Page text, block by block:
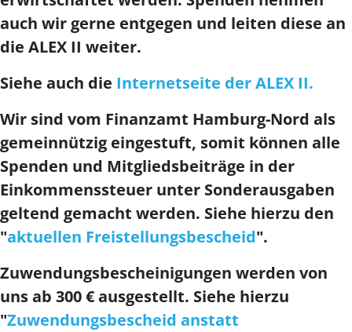
auch wir gerne entgegen und leiten diese an
die ALEX II weiter.
Siehe auch die Internetseite der ALEX II.
Wir sind vom Finanzamt Hamburg-Nord als
gemeinnützig eingestuft, somit können alle
Spenden und Mitgliedsbeiträge in der
Einkommenssteuer unter Sonderausgaben
geltend gemacht werden. Siehe hierzu den
"aktuellen Freistellungsbescheid".
Zuwendungsbescheinigungen werden von
uns ab 300 € ausgestellt. Siehe hierzu
"Zuwendungsbescheid anstatt